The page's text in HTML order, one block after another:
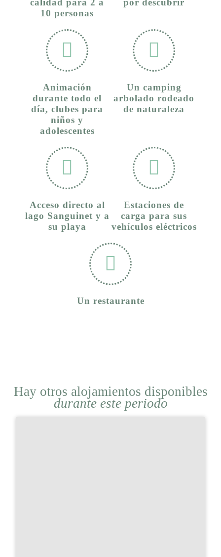
calidad para 2 a
10 personas
por descubrir
Animación
durante todo el
día, clubes para
niños y
adolescentes
Un camping
arbolado rodeado
de naturaleza
Acceso directo al
lago Sanguinet y a
su playa
Estaciones de
carga para sus
vehículos eléctricos
Un restaurante
Hay otros alojamientos disponibles
durante este periodo